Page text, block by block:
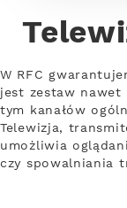
W RFC
jest zestaw
tym kanałów
Telewizja,
umożliwia
czy spowalniania